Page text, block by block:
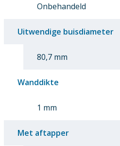
Onbehandeld
Uitwendige buisdiameter
80,7 mm
Wanddikte
1 mm
Met aftapper